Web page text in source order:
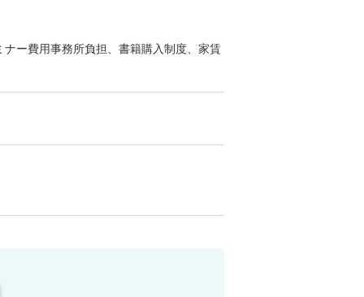
ー費用事務所負担、書籍購入制度、家賃